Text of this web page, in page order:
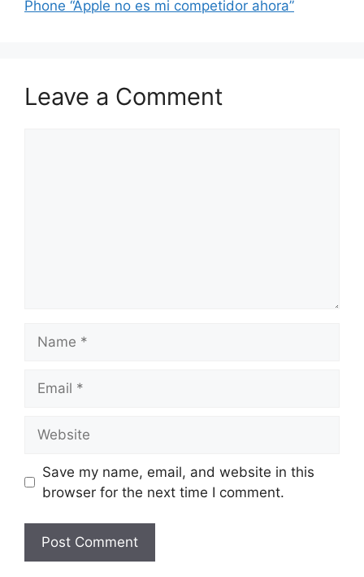
Phone “Apple no es mi competidor ahora”
Leave a Comment
Save my name, email, and website in this
browser for the next time I comment.